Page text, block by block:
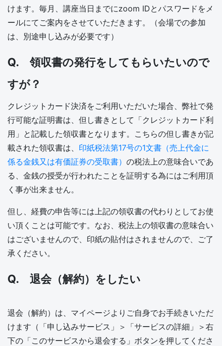
けます。毎月、講座当日までにzoom IDとパスワードをメ
ールにてご案内をさせていただきます。（会場での参加
は、別途申し込みが必要です）
Q. 領収書の発行をしてもらいたいので
すが？
クレジットカード決済をご利用いただいた場合、弊社で発
行可能な証明書は、但し書きとして「クレジットカード利
用」と記載した領収書となります。こちらの但し書きが記
載された領収書は、 印紙税法第17号の1文書（売上代金に
係る金銭又は有価証券の受取書） の税法上の意味合いであ
る、金銭の授受が行われたことを証明する為にはご利用頂
く事が出来ません。
但し、経費の申告等には上記の領収書の代わりとしてお使
い頂くことは可能です。なお、税法上の領収書の意味合い
はございませんので、印紙の貼付はされませんので、ご了
承ください。
Q. 退会（解約）をしたい
退会（解約）は、マイページよりご自身でお手続きいただ
けます（「申し込みサービス」＞「サービスの詳細」＞右
下の「このサービスから退会する」ボタンを押してくださ